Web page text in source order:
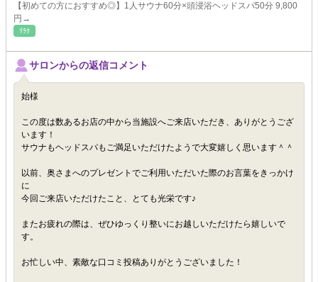
【初めての方におすすめ◎】1人サウナ60分×頭浸浴ヘッドスパ50分 9,800
円→
ﾘﾗｸ
サロンからの返信コメント
始様
この度は数あるお店の中から当施設へご来店いただき、ありがとうござ
います！
サウナもヘッドスパもご満足いただけたようで大変嬉しく思います＾＾
以前、奥さまへのプレゼントでご利用いただいた際のお言葉をきっかけ
に
今回ご来店いただけたこと、とても光栄です♪
またお疲れの際は、ぜひゆっくり整いにお越しいただけたら嬉しいで
す。
お忙しい中、素敵な口コミ投稿ありがとうございました！